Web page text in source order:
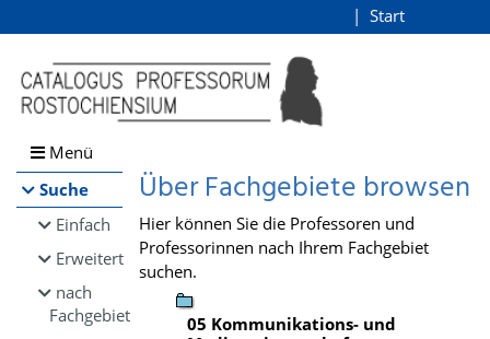
Browsen
direkt zum Inhalt
Start
Menü
Suche
Einfach
Erweitert
nach
Fachgebiet
Über Fachgebiete browsen
Hier können Sie die Professoren und
Professorinnen nach Ihrem Fachgebiet
suchen.
05 Kommunikations- und